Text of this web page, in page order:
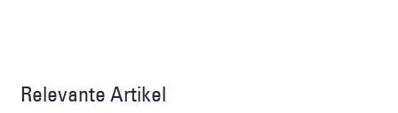
Relevante Artikel